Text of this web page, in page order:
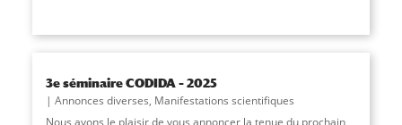
3e séminaire CODIDA – 2025
Annonces diverses, Manifestations scientifiques
Nous avons le plaisir de vous annoncer la tenue du prochain